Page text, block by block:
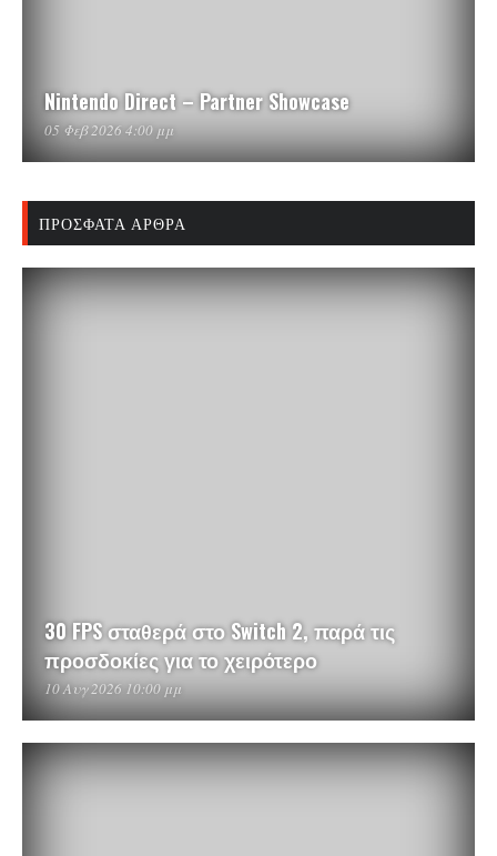
Nintendo Direct – Partner Showcase
05 Φεβ 2026 4:00 μμ
ΠΡΌΣΦΑΤΑ ΆΡΘΡΑ
30 FPS σταθερά στο Switch 2, παρά τις
προσδοκίες για το χειρότερο
10 Αυγ 2026 10:00 μμ